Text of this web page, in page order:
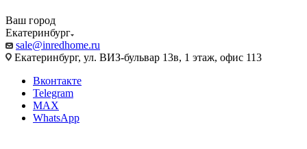
Ваш город
Екатеринбург
sale@inredhome.ru
Екатеринбург, ул. ВИЗ-бульвар 13в, 1 этаж, офис 113
Вконтакте
Telegram
MAX
WhatsApp